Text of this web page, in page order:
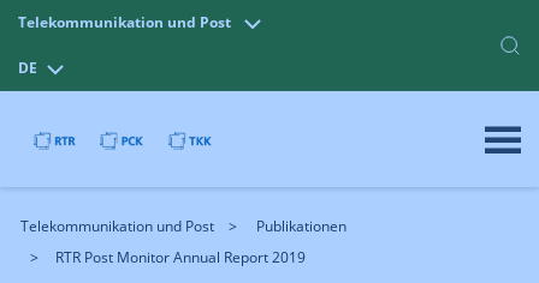
Telekommunikation und Post
DE
Telekommunikation und Post
Publikationen
RTR Post Monitor Annual Report 2019